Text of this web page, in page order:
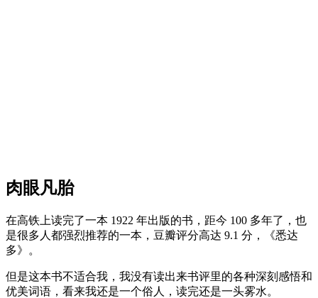
肉眼凡胎
在高铁上读完了一本 1922 年出版的书，距今 100 多年了，也
是很多人都强烈推荐的一本，豆瓣评分高达 9.1 分，《悉达
多》。
但是这本书不适合我，我没有读出来书评里的各种深刻感悟和
优美词语，看来我还是一个俗人，读完还是一头雾水。